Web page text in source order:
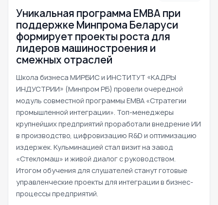
Уникальная программа ЕМВА при
поддержке Минпрома Беларуси
формирует проекты роста для
лидеров машиностроения и
смежных отраслей
Школа бизнеса МИРБИС и ИНСТИТУТ «КАДРЫ
ИНДУСТРИИ» (Минпром РБ) провели очередной
модуль совместной программы EMBA «Стратегии
промышленной интеграции». Топ-менеджеры
крупнейших предприятий проработали внедрение ИИ
в производство, цифровизацию R&D и оптимизацию
издержек. Кульминацией стал визит на завод
«Стекломаш» и живой диалог с руководством.
Итогом обучения для слушателей станут готовые
управленческие проекты для интеграции в бизнес-
процессы предприятий.